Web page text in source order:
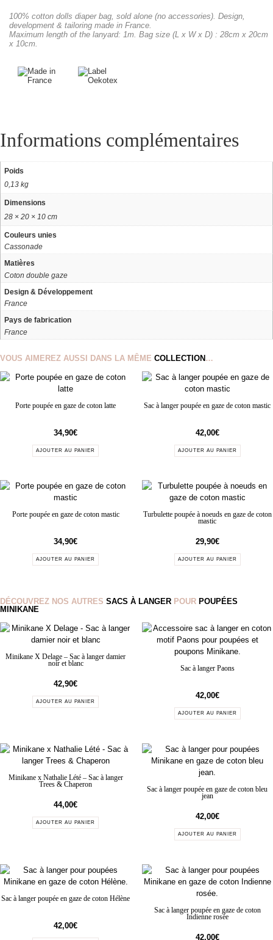
100% cotton dolls diaper bag, sold alone (no accessories). Design,
development & tailoring made in France.
Maximum length of the lanyard: 1m. Bag size (L x W x D) : 28cm x 20cm
x 10cm.
Informations complémentaires
Poids
0,13 kg
Dimensions
28 × 20 × 10 cm
Couleurs unies
Cassonade
Matières
Coton double gaze
Design & Développement
France
Pays de fabrication
France
VOUS AIMEREZ AUSSI DANS LA MÊME COLLECTION…
Porte poupée en gaze de coton latte
34,90€
AJOUTER AU PANIER
Sac à langer poupée en gaze de coton mastic
42,00€
AJOUTER AU PANIER
Porte poupée en gaze de coton mastic
34,90€
AJOUTER AU PANIER
Turbulette poupée à noeuds en gaze de coton
mastic
29,90€
AJOUTER AU PANIER
DÉCOUVREZ NOS AUTRES SACS À LANGER POUR POUPÉES
MINIKANE
Minikane X Delage – Sac à langer damier
noir et blanc
42,90€
AJOUTER AU PANIER
Sac à langer Paons
42,00€
AJOUTER AU PANIER
Minikane x Nathalie Lété – Sac à langer
Trees & Chaperon
44,00€
AJOUTER AU PANIER
Sac à langer poupée en gaze de coton bleu
jean
42,00€
AJOUTER AU PANIER
Sac à langer poupée en gaze de coton Hélène
42,00€
Sac à langer poupée en gaze de coton
Indienne rosée
42,00€